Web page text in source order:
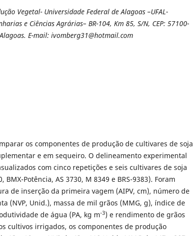
Vegetal- Universidade Federal de Alagoas –UFAL-
e Ciências Agrárias– BR-104, Km 85, S/N, CEP: 57100-
E-mail: ivomberg31@hotmail.com
os componentes de produção de cultivares de soja
e em sequeiro. O delineamento experimental
com cinco repetições e seis cultivares de soja
BMX-Potência, AS 3730, M 8349 e BRS-9383). Foram
de inserção da primeira vagem (AIPV, cm), número de
(NVP, Unid.), massa de mil grãos (MMG, g), índice de
de água (PA, kg m-3) e rendimento de grãos
cultivos irrigados, os componentes de produção